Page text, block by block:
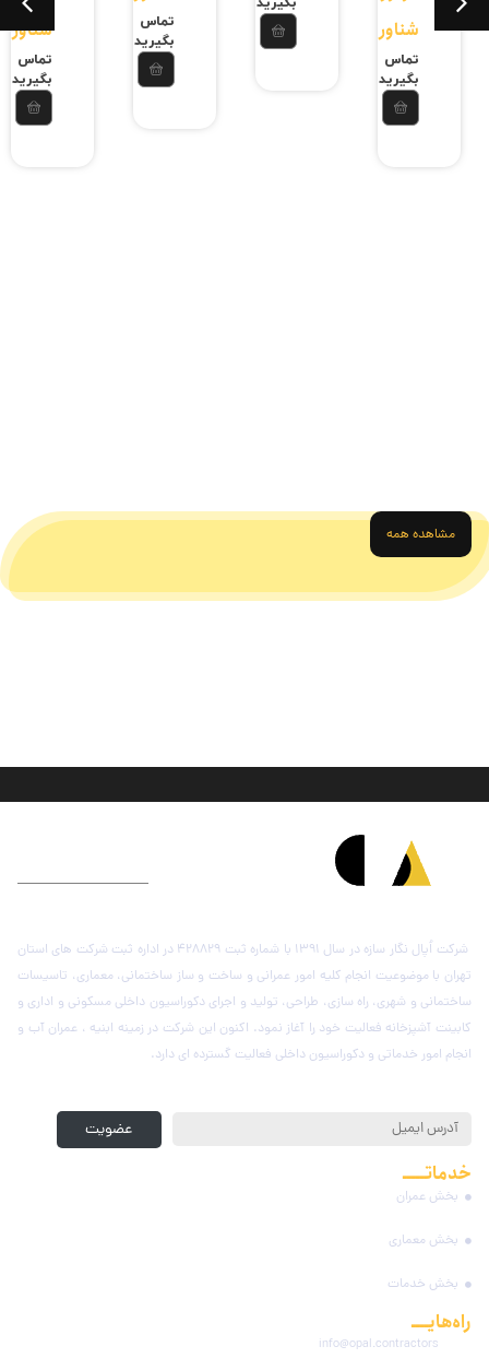
شناور
تماس
بگیرید
تماس
بگیرید
شناور
تماس
بگیرید
مشاهده همه
شرکت اُپال نگار سازه در سال 1391 با شماره ثبت 428829 در اداره ثبت شرکت های استان
تهران با موضوعیت انجام کلیه امور عمرانی و ساخت و ساز ساختمانی، معماری، تاسیسات
ساختمانی و شهری، راه سازی، طراحی، تولید و اجرای دکوراسیون داخلی مسکونی و اداری و
کابینت آشپزخانه فعالیت خود را آغاز نمود. اکنون این شرکت در زمینه ابنیه ، عمران آب و
انجام امور خدماتی و دکوراسیون داخلی فعالیت گسترده ای دارد.
عضویت
خدماتـــــمجموعه
بخش عمران
بخش معماری
بخش خدمات
راه‌هایــــارتباطی
info@opal.contractors